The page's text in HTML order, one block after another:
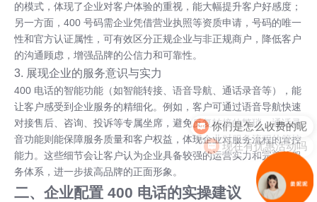
的模式，体现了企业对客户体验的重视，能大幅提升客户好感度；
另一方面，400 号码需企业凭借营业执照等资质申请，号码的唯一
性和官方认证属性，可有效区分正规企业与非正规商户，降低客户
的沟通顾虑，增强品牌的公信力和可靠性。
3. 展现企业的服务意识与实力
400 电话的智能功能（如智能转接、语音导航、通话录音等），能
让客户感受到企业服务的精细化。例如，客户可通过语音导航快速
对接售后、咨询、投诉等专属坐席，避免反复转接的繁琐；通话录
音功能则能保障服务质量和客户权益，体现企业对服务流程的管控
能力。这些细节会让客户认为企业具备较强的运营实力和完善的服
务体系，进一步拔高品牌的正面形象。
二、企业配置 400 电话的实操建议
你们是怎么收费的呢
现在有优惠活动吗